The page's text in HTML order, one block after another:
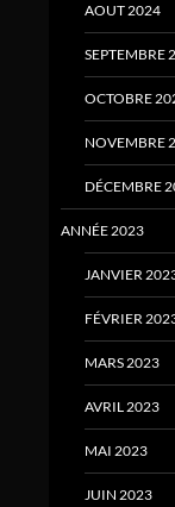
AOUT 2024
SEPTEMBRE
OCTOBRE
NOVEMBRE
DÉCEMBRE
ANNÉE 2023
JANVIER
FÉVRIER
MARS 2023
AVRIL 2023
MAI 2023
JUIN 2023